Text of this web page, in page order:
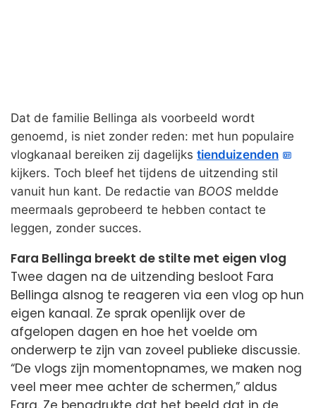
Dat de familie Bellinga als voorbeeld wordt
genoemd, is niet zonder reden: met hun populaire
vlogkanaal bereiken zij dagelijks tienduizenden
kijkers. Toch bleef het tijdens de uitzending stil
vanuit hun kant. De redactie van BOOS meldde
meermaals geprobeerd te hebben contact te
leggen, zonder succes.
Fara Bellinga breekt de stilte met eigen vlog
Twee dagen na de uitzending besloot Fara
Bellinga alsnog te reageren via een vlog op hun
eigen kanaal. Ze sprak openlijk over de
afgelopen dagen en hoe het voelde om
onderwerp te zijn van zoveel publieke discussie.
“De vlogs zijn momentopnames, we maken nog
veel meer mee achter de schermen,” aldus